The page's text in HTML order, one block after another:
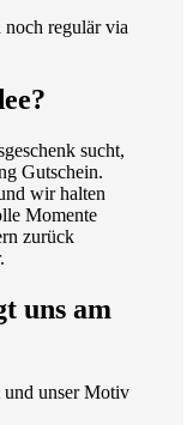
regulär via
sucht,
Gutschein.
wir halten
Momente
zurück
uns am
und unser Motiv